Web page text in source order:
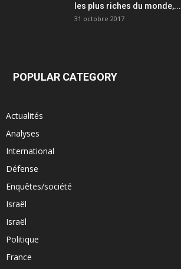
les plus riches du monde,...
31 octobre 2017
POPULAR CATEGORY
Actualités
Analyses
International
Défense
Enquêtes/société
Israël
Israël
Politique
France